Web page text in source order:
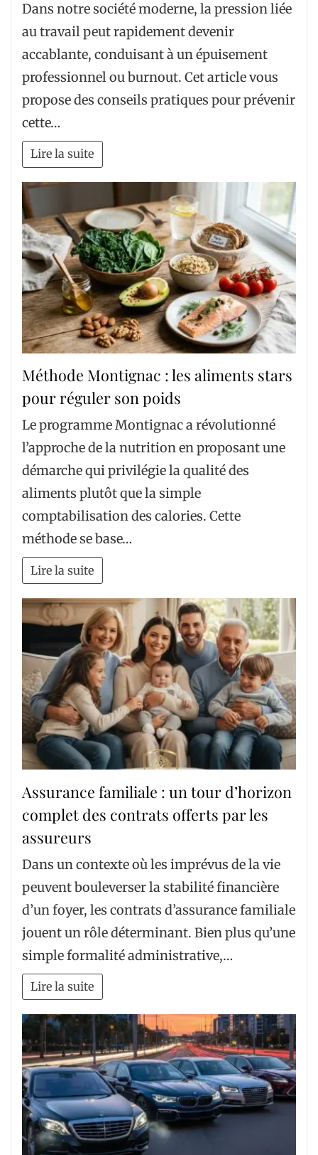
Dans notre société moderne, la pression liée
au travail peut rapidement devenir
accablante, conduisant à un épuisement
professionnel ou burnout. Cet article vous
propose des conseils pratiques pour prévenir
cette…
Lire la suite
Méthode Montignac : les aliments stars
pour réguler son poids
Le programme Montignac a révolutionné
l’approche de la nutrition en proposant une
démarche qui privilégie la qualité des
aliments plutôt que la simple
comptabilisation des calories. Cette
méthode se base…
Lire la suite
Assurance familiale : un tour d’horizon
complet des contrats offerts par les
assureurs
Dans un contexte où les imprévus de la vie
peuvent bouleverser la stabilité financière
d’un foyer, les contrats d’assurance familiale
jouent un rôle déterminant. Bien plus qu’une
simple formalité administrative,…
Lire la suite